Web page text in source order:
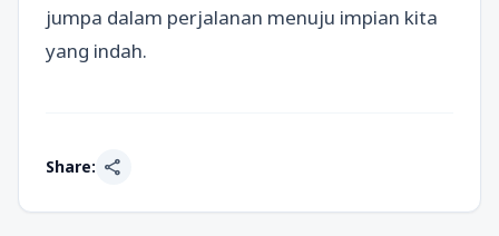
jumpa dalam perjalanan menuju impian kita
yang indah.
Share: share